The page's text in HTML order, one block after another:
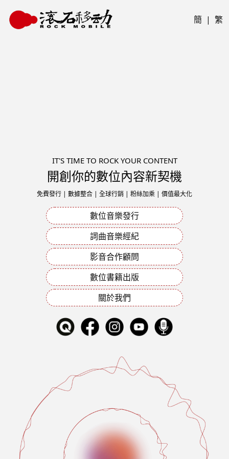
簡 | 繁
IT'S TIME TO ROCK YOUR CONTENT
開創你的數位內容新契機
免費發行 | 數據整合 | 全球行銷 | 粉絲加乘 | 價值最大化
數位音樂發行
詞曲音樂經紀
影音合作顧問
數位書籍出版
關於我們